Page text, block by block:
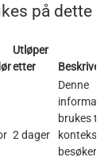
på dette
Utløper
etter
Beskrivelse
2 dager
Denne
brukes til